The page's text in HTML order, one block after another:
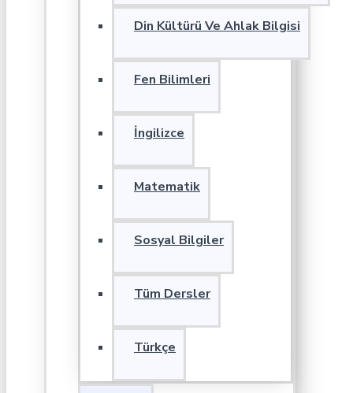
Din Kültürü Ve Ahlak Bilgisi
Fen Bilimleri
İngilizce
Matematik
Sosyal Bilgiler
Tüm Dersler
Türkçe